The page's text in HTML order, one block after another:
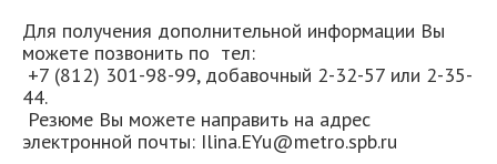
Для получения дополнительной информации Вы
можете позвонить по тел:
+7 (812) 301-98-99, добавочный 2-32-57 или 2-35-
44.
Резюме Вы можете направить на адрес
электронной почты: Ilina.EYu@metro.spb.ru